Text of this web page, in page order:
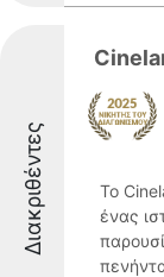
Διακριθέντες
Το
ένας